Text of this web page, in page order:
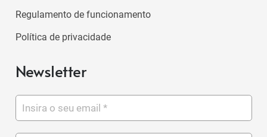
Regulamento de funcionamento
Política de privacidade
Newsletter